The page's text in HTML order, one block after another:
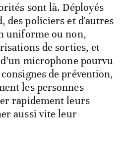
sont là. Déployés
des policiers et d'autres
uniforme ou non,
de sorties, et
microphone pourvu
de prévention,
les personnes
rapidement leurs
aussi vite leur